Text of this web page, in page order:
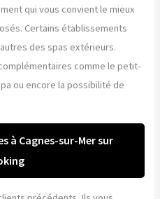
qui vous convient le mieux
Certains établissements
des spas extérieurs.
comme le petit-
ou encore la possibilité de
à Cagnes-sur-Mer sur